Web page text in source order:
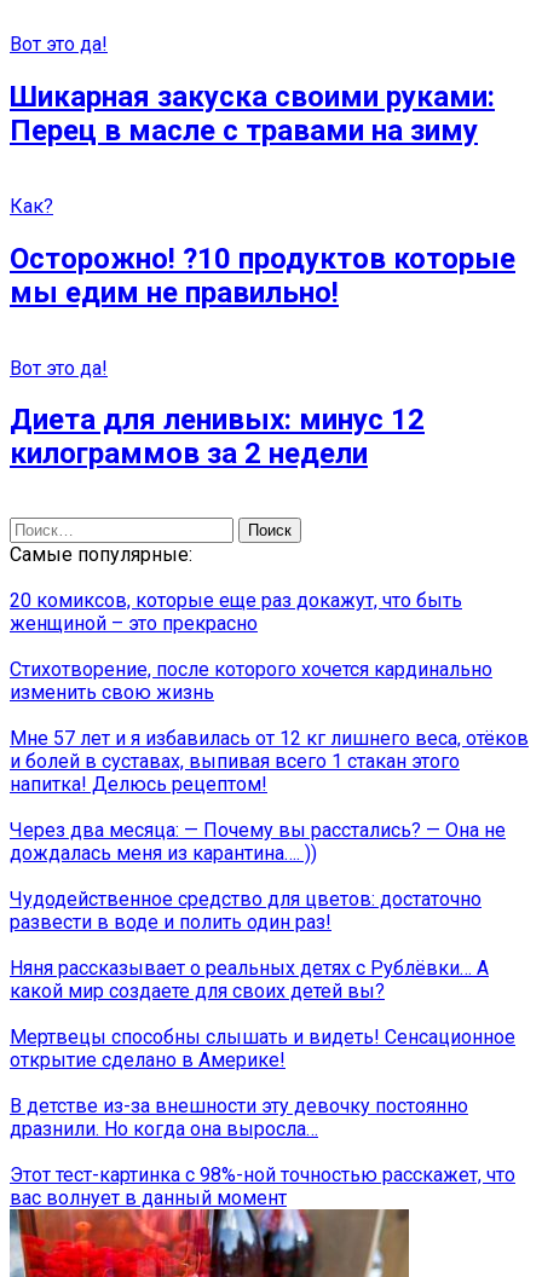
Вот это да!
Шикарная закуска своими руками:
Перец в масле с травами на зиму
Как?
Осторожно! ?10 продуктов которые
мы едим не правильно!
Вот это да!
Диета для ленивых: минус 12
килограммов за 2 недели
Найти:
Самые популярные:
20 комиксов, которые еще раз докажут, что быть
женщиной – это прекрасно
Стихотворение, после которого хочется кардинально
изменить свою жизнь
Мне 57 лет и я избавилась от 12 кг лишнего веса, отёков
и болей в суставах, выпивая всего 1 стакан этого
напитка! Делюсь рецептом!
Через два месяца: — Почему вы расстались? — Она не
дождалась меня из карантина…. ))
Чудодейственное средство для цветов: достаточно
развести в воде и полить один раз!
Няня рассказывает о реальных детях с Рублёвки… А
какой мир создаете для своих детей вы?
Мертвецы способны слышать и видеть! Сенсационное
открытие сделано в Америке!
В детстве из-за внешности эту девочку постоянно
дразнили. Но когда она выросла…
Этот тест-картинка с 98%-ной точностью расскажет, что
вас волнует в данный момент